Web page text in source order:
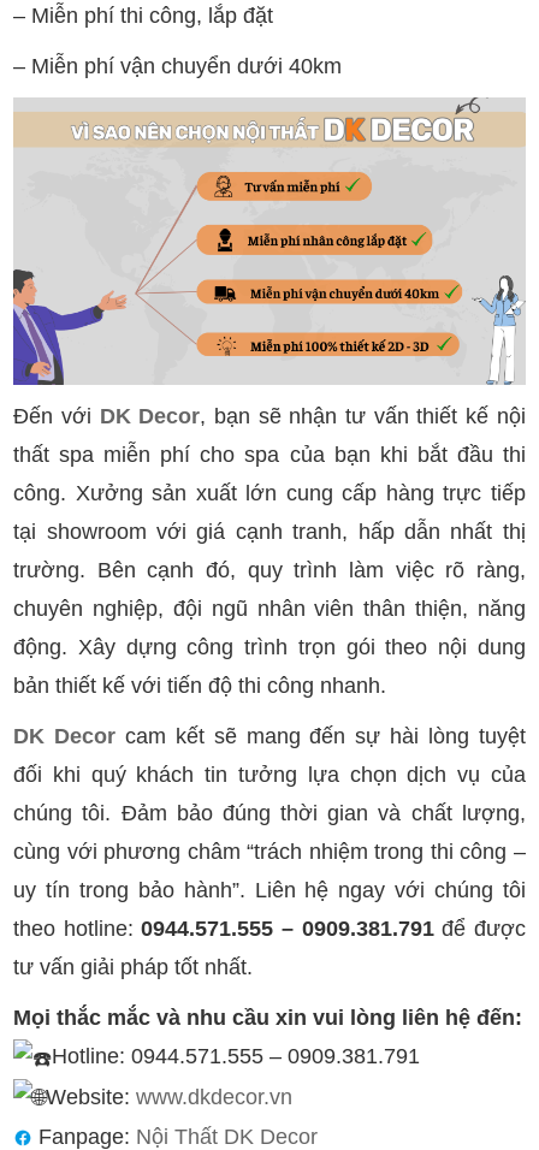
– Miễn phí thi công, lắp đặt
– Miễn phí vận chuyển dưới 40km
Đến với DK Decor, bạn sẽ nhận tư vấn thiết kế nội
thất spa miễn phí cho spa của bạn khi bắt đầu thi
công. Xưởng sản xuất lớn cung cấp hàng trực tiếp
tại showroom với giá cạnh tranh, hấp dẫn nhất thị
trường. Bên cạnh đó, quy trình làm việc rõ ràng,
chuyên nghiệp, đội ngũ nhân viên thân thiện, năng
động. Xây dựng công trình trọn gói theo nội dung
bản thiết kế với tiến độ thi công nhanh.
DK Decor cam kết sẽ mang đến sự hài lòng tuyệt
đối khi quý khách tin tưởng lựa chọn dịch vụ của
chúng tôi. Đảm bảo đúng thời gian và chất lượng,
cùng với phương châm “trách nhiệm trong thi công –
uy tín trong bảo hành”. Liên hệ ngay với chúng tôi
theo hotline: 0944.571.555 – 0909.381.791để được
tư vấn giải pháp tốt nhất.
Mọi thắc mắc và nhu cầu xin vui lòng liên hệ đến:
Hotline: 0944.571.555 – 0909.381.791
Website:www.dkdecor.vn
Fanpage: Nội Thất DK Decor